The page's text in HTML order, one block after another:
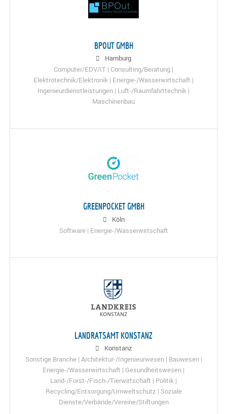
BPOUT GMBH
Hamburg
Computer/EDV/IT | Consulting/Beratung |
Elektrotechnik/Elektronik | Energie-/Wasserwirtschaft |
Ingenieurdienstleistungen | Luft-/Raumfahrttechnik |
Maschinenbau
GREENPOCKET GMBH
Köln
Software | Energie-/Wasserwirtschaft
LANDRATSAMT KONSTANZ
Konstanz
Sonstige Branche | Architektur-/Ingenieurwesen | Bauwesen |
Energie-/Wasserwirtschaft | Gesundheitswesen |
Land-/Forst-/Fisch-/Tierwirtschaft | Politik |
Recycling/Entsorgung/Umweltschutz | Soziale
Dienste/Verbände/Vereine/Stiftungen